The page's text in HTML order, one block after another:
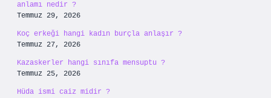
anlamı nedir ?
Temmuz 29, 2026
Koç erkeği hangi kadın burçla anlaşır ?
Temmuz 27, 2026
Kazaskerler hangi sınıfa mensuptu ?
Temmuz 25, 2026
Hüda ismi caiz midir ?